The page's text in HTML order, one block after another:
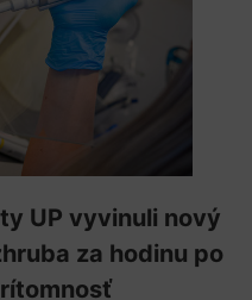
UP vyvinuli nový
za hodinu po